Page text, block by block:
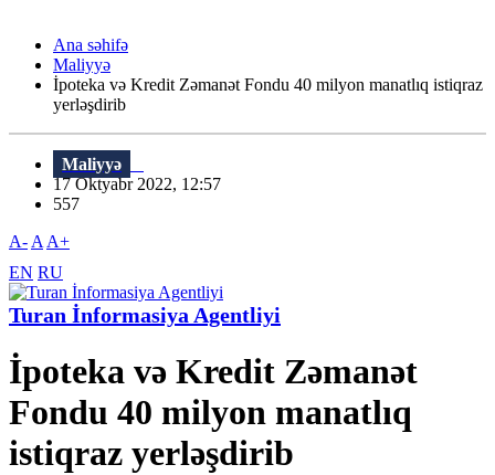
Ana səhifə
Maliyyə
İpoteka və Kredit Zəmanət Fondu 40 milyon manatlıq istiqraz
yerləşdirib
Maliyyə
17 Oktyabr 2022, 12:57
557
A- A A+
EN RU
Turan İnformasiya Agentliyi
İpoteka və Kredit Zəmanət
Fondu 40 milyon manatlıq
istiqraz yerləşdirib